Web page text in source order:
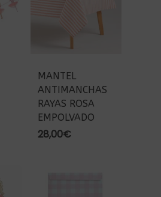
MANTEL
ANTIMANCHAS
RAYAS ROSA
EMPOLVADO
28,00€